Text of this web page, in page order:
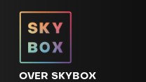
OVER SKYBOX